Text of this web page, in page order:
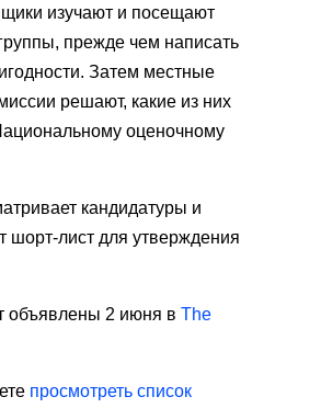
изучают и посещают
прежде чем написать
Затем местные
решают, какие из них
оценочному
кандидатуры и
шорт-лист для утверждения
объявлены 2 июня в The
просмотреть список